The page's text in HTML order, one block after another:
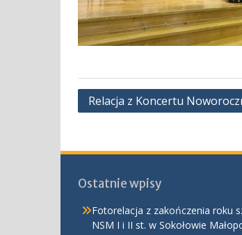
Nawigacja
Relacja z Koncertu
Ostatnie wpisy
Fotorelacja z zakończenia roku
NSM I i II st. w Sokołowie